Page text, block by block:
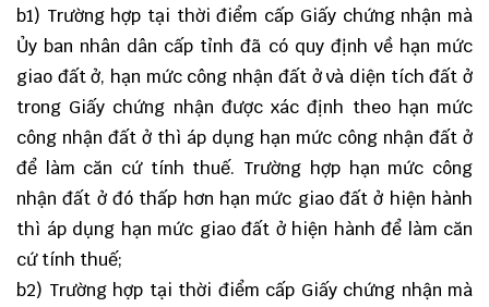
b1) Trường hợp tại thời điểm cấp Giấy chứng nhận mà
Ủy ban nhân dân cấp tỉnh đã có quy định về hạn mức
giao đất ở, hạn mức công nhận đất ở và diện tích đất ở
trong Giấy chứng nhận được xác định theo hạn mức
công nhận đất ở thì áp dụng hạn mức công nhận đất ở
để làm căn cứ tính thuế. Trường hợp hạn mức công
nhận đất ở đó thấp hơn hạn mức giao đất ở hiện hành
thì áp dụng hạn mức giao đất ở hiện hành để làm căn
cứ tính thuế;
b2) Trường hợp tại thời điểm cấp Giấy chứng nhận mà